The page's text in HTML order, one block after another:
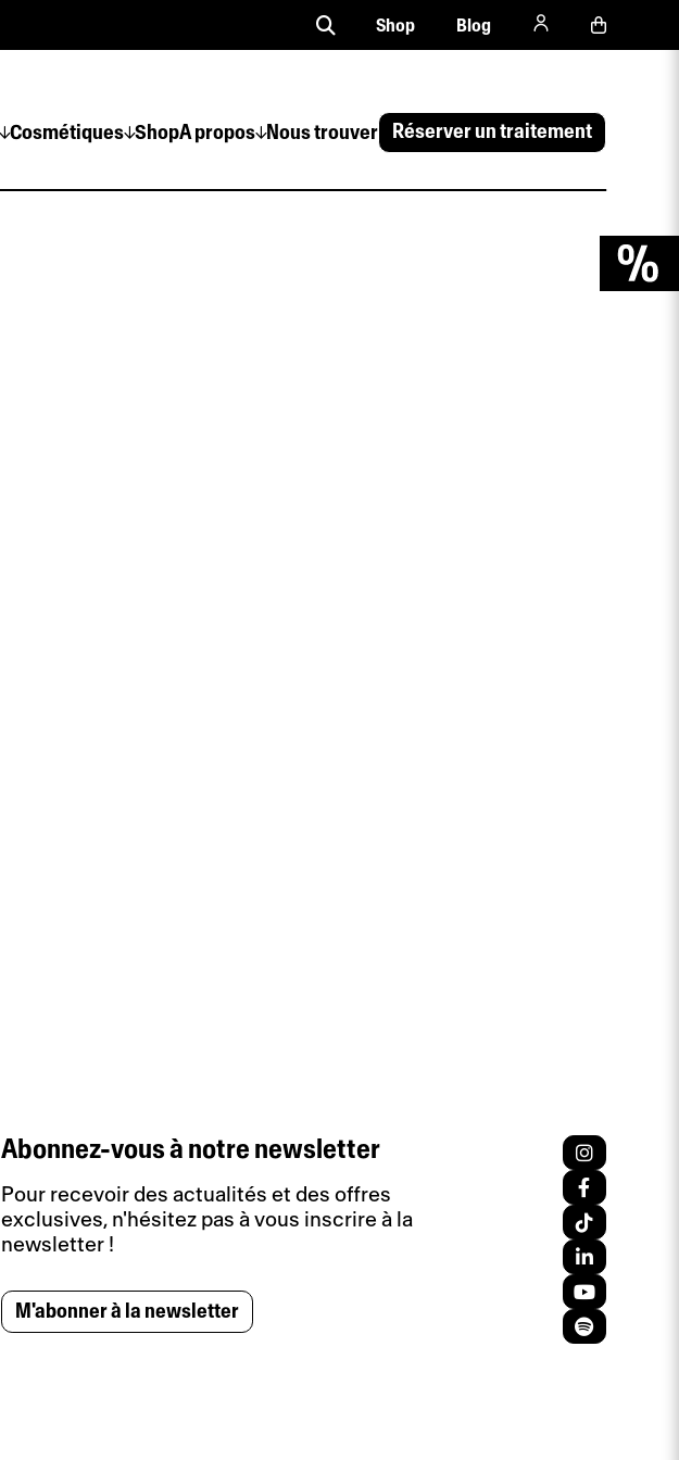
Cosmétiques ShopA propos Nous trouver Réserver un traitement
Shop Blog
Abonnez-vous à notre newsletter
Pour recevoir des actualités et des offres
exclusives, n'hésitez pas à vous inscrire à la
newsletter !
M'abonner à la newsletter